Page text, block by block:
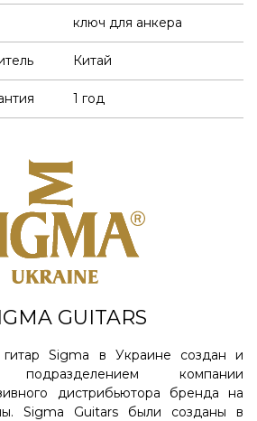
ключ для анкера
Китай
1 год
GUITARS
Sigma в Украине создан и
подразделением компании
дистрибьютора бренда на
Sigma Guitars были созданы в